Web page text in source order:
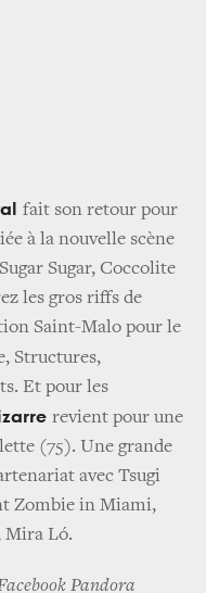
fait son retour pour
à la nouvelle scène
Sugar, Coccolite
les gros riffs de
Saint-Malo pour le
Structures,
Et pour les
revient pour une
(75). Une grande
avec Tsugi
Zombie in Miami,
Mira Ló.
Pandora